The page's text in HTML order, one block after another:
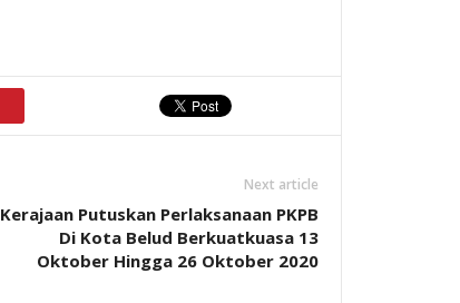
Next article
Kerajaan Putuskan Perlaksanaan PKPB
Di Kota Belud Berkuatkuasa 13
Oktober Hingga 26 Oktober 2020